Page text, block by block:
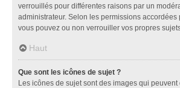
verrouillés pour différentes raisons par un
administrateur. Selon les permissions accordées
vous pouvez ou non verrouiller vos propres
Haut
Que sont les icônes de sujet ?
Les icônes de sujet sont des images qui